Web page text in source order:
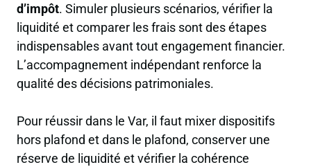
d’impôt. Simuler plusieurs scénarios, vérifier la
liquidité et comparer les frais sont des étapes
indispensables avant tout engagement financier.
L’accompagnement indépendant renforce la
qualité des décisions patrimoniales.
Pour réussir dans le Var, il faut mixer dispositifs
hors plafond et dans le plafond, conserver une
réserve de liquidité et vérifier la cohérence